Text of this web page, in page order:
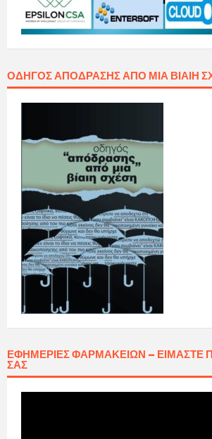
ΟΔΗΓΌΣ ΑΠΌΔΡΑΣΗΣ ΑΠΌ ΜΙΑ ΒΊΑΙΗ
ΕΦΗΜΕΡΊΕΣ ΦΑΡΜΑΚΕΊΩΝ – ΕΊΜΑΣΤΕ
ΣΑΣ